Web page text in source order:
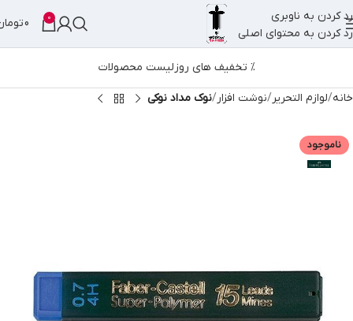
رد کردن به ناوبری
رد کردن به محتوای اصلی
0
0
% تخفیف های روزلیست محصولات
خانه لوازم التحریر نوشت افزار نوک مداد نوکی
ناموجود